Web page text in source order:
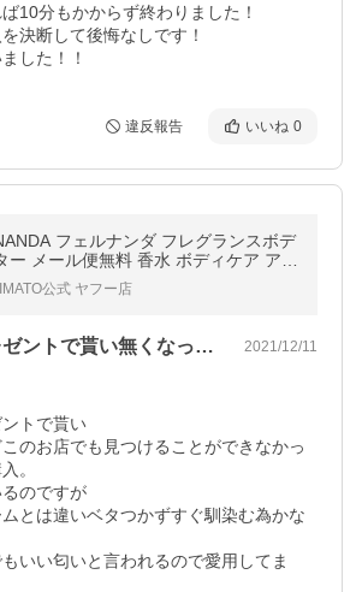
10分もかからず終わりました！
決断して後悔なしです！
した！！
違反報告 いいね 0
フェルナンダ フレグランスボデ
ー メール便無料 香水 ボディケア アロ
ント公式 ヤフー店
以前友達にプレゼントで貰い無くなった時… 2021/12/11
トで貰い
のお店でも見つけることができなかっ
。
のですが
とは違いベタつかずすぐ馴染む為かな
いい匂いと言われるので愛用してま